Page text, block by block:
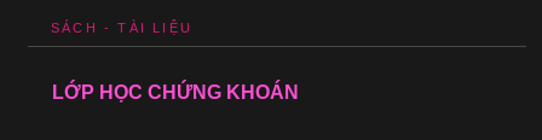
SÁCH - TÀI LIỆU
LỚP HỌC CHỨNG KHOÁN